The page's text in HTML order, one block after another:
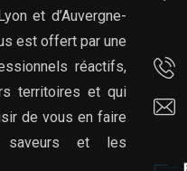
et d’Auvergne-
est offert par une
réactifs,
territoires et qui
de vous en faire
saveurs et les